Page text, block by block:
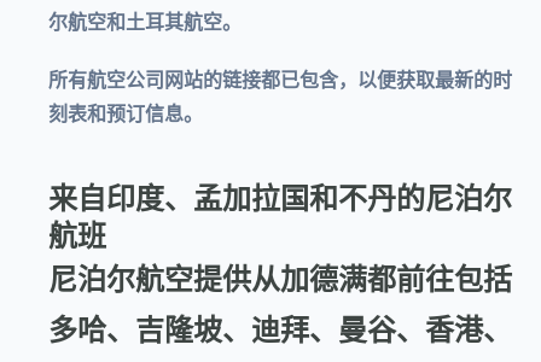
尔航空和土耳其航空。
所有航空公司网站的链接都已包含，以便获取最新的时
刻表和预订信息。
来自印度、孟加拉国和不丹的尼泊尔
航班
尼泊尔航空提供从加德满都前往包括
多哈、吉隆坡、迪拜、曼谷、香港、